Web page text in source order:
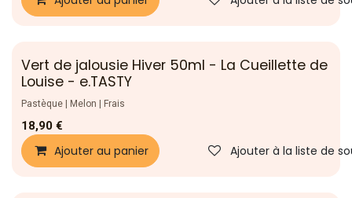
Nouveau !
Vert de jalousie Hiver 50ml - La Cueillette de
Louise - e.TASTY
Pastèque | Melon | Frais
18,90 €
Ajouter au panier Ajouter à la liste de